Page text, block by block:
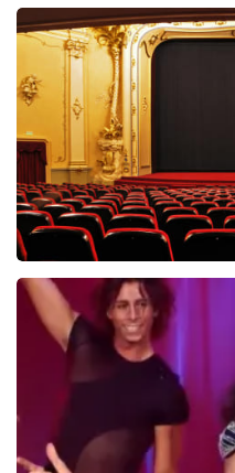
Ilse DeLange
BEKIJKEN
Saturday Night Fever
60
BEKIJKEN